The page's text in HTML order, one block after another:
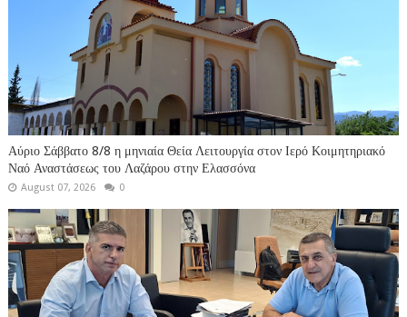
Αύριο Σάββατο 8/8 η μηνιαία Θεία Λειτουργία στον Ιερό Κοιμητηριακό
Ναό Αναστάσεως του Λαζάρου στην Ελασσόνα
August 07, 2026 0